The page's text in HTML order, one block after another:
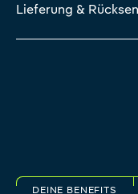
Lieferung &
DEINE BENEFITS